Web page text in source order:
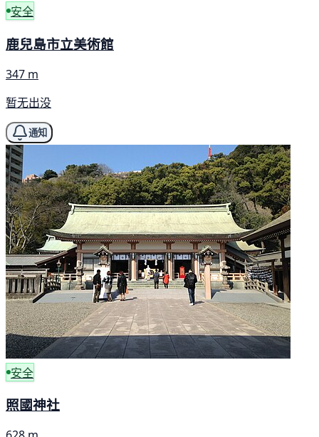
安全
鹿兒島市立美術館
347 m
暂无出没
通知
安全
照國神社